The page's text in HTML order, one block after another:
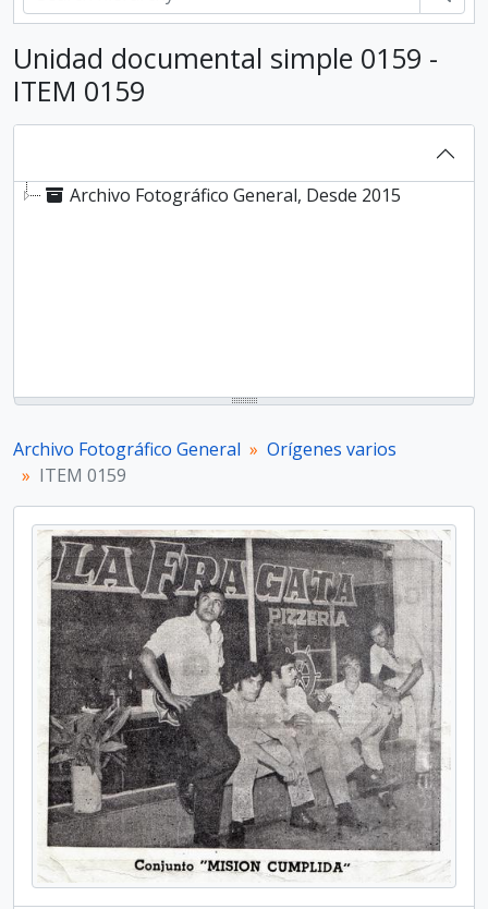
Unidad documental simple 0159 -
ITEM 0159
Archivo Fotográfico General, Desde 2015
Archivo Fotográfico General
Orígenes varios
ITEM 0159